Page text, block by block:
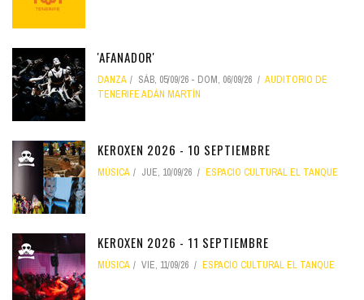
'AFANADOR'
DANZA SÁB, 05/09/26 - DOM, 06/09/26
AUDITORIO DE
TENERIFE ADÁN MARTÍN
KEROXEN 2026 - 10 SEPTIEMBRE
MÚSICA JUE, 10/09/26 ESPACIO CULTURAL EL TANQUE
KEROXEN 2026 - 11 SEPTIEMBRE
MÚSICA VIE, 11/09/26 ESPACIO CULTURAL EL TANQUE